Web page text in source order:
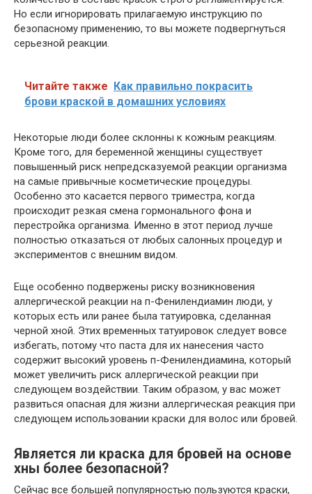
Но если игнорировать прилагаемую инструкцию по
безопасному применению, то вы можете подвергнуться
серьезной реакции.
Читайте также Как правильно покрасить
брови краской в домашних условиях
Некоторые люди более склонны к кожным реакциям.
Кроме того, для беременной женщины существует
повышенный риск непредсказуемой реакции организма
на самые привычные косметические процедуры.
Особенно это касается первого триместра, когда
происходит резкая смена гормонального фона и
перестройка организма. Именно в этот период лучше
полностью отказаться от любых салонных процедур и
экспериментов с внешним видом.
Еще особенно подвержены риску возникновения
аллергической реакции на п-Фенилендиамин люди, у
которых есть или ранее была татуировка, сделанная
черной хной. Этих временных татуировок следует вовсе
избегать, потому что паста для их нанесения часто
содержит высокий уровень п-Фенилендиамина, который
может увеличить риск аллергической реакции при
следующем воздействии. Таким образом, у вас может
развиться опасная для жизни аллергическая реакция при
следующем использовании краски для волос или бровей.
Является ли краска для бровей на основе
хны более безопасной?
Сейчас все большей популярностью пользуются краски,